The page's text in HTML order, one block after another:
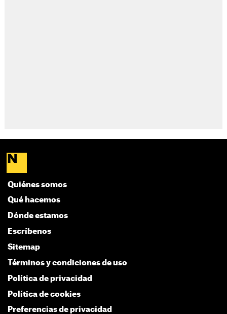
Quiénes somos
Qué hacemos
Dónde estamos
Escríbenos
Sitemap
Términos y condiciones de uso
Política de privacidad
Política de cookies
Preferencias de privacidad